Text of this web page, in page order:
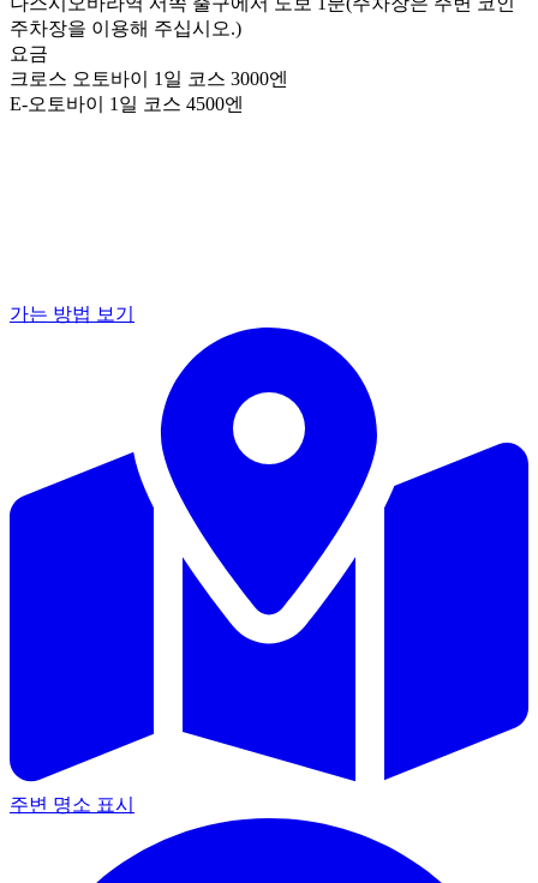
주차장을 이용해 주십시오.)
요금
크로스 오토바이 1일 코스 3000엔
E-오토바이 1일 코스 4500엔
가는 방법 보기
주변 명소 표시